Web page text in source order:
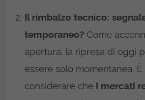
Il rimbalzo tecnico:
temporaneo? Come
apertura, la ripresa di oggi
essere solo momentanea.
considerare che i mercati